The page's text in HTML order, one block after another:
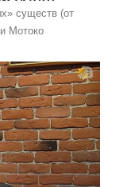
существ (от
Мотоко